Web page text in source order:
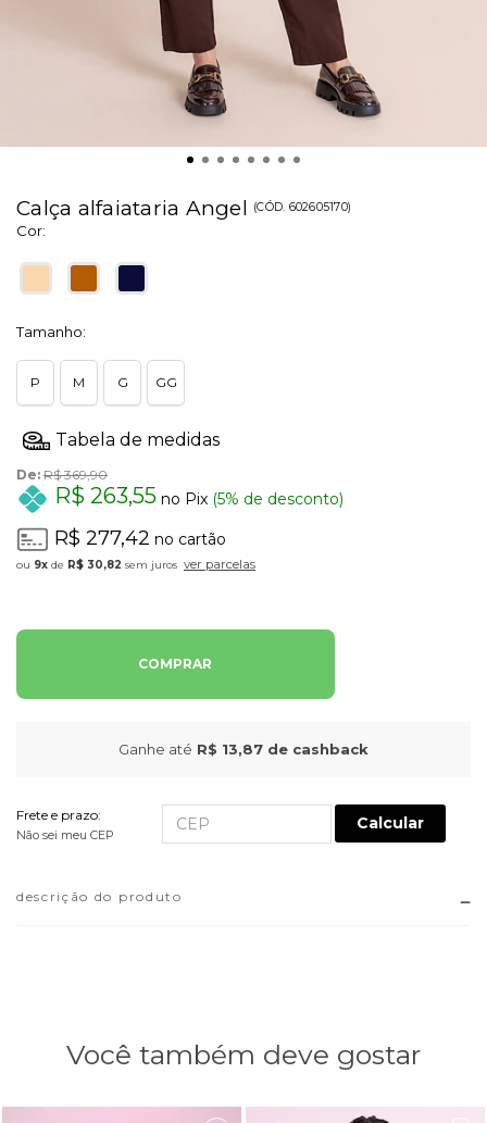
Calça alfaiataria Angel (CÓD. 602605170)
Cor:
Tamanho:
P M G GG
De: R$ 369,90
R$ 263,55 no Pix (5% de desconto)
R$ 277,42 no cartão
9x de R$ 30,82 sem juros ver parcelas
COMPRAR
Ganhe até R$ 13,87 de cashback
Frete e prazo:
Não sei meu CEP
Calcular
descrição do produto
Você também deve gostar